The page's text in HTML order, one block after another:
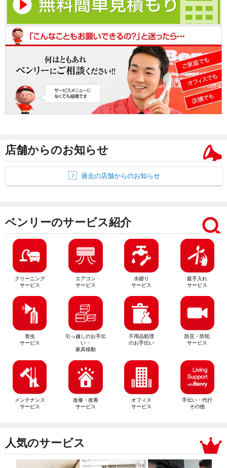
店舗からのお知らせ
過去の店舗からのお知らせ
ベンリーのサービス紹介
クリーニング
サービス
エアコン
サービス
水廻り
サービス
庭手入れ
サービス
害虫
サービス
引っ越しのお手伝
い・
家具移動
不用品処理
のお手伝い
防災・防犯
サービス
メンテナンス
サービス
改修・改善
サービス
オフィス
サービス
手伝い・代行
その他
人気のサービス